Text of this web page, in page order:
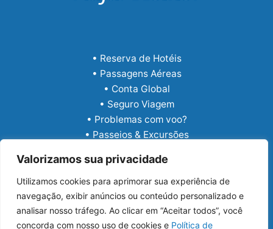
Valorizamos sua privacidade
Utilizamos cookies para aprimorar sua experiência de
navegação, exibir anúncios ou conteúdo personalizado e
analisar nosso tráfego. Ao clicar em “Aceitar todos”, você
concorda com nosso uso de cookies e Política de
• Reserva de Hotéis
• Passagens Aéreas
• Conta Global
• Seguro Viagem
• Problemas com voo?
• Passeios & Excursões